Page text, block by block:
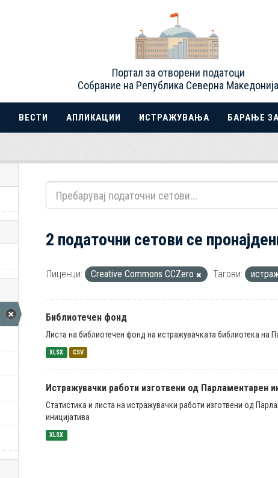
Портал за отворени податоци
Собрание на Република Северна Македонија
ВЕСТИ АПЛИКАЦИИ ИСТРАЖУВАЊА БАРАЊЕ
2 податочни сетови се
Лиценци: Creative Commons CCZero Тагови:
Библиотечен фонд
Листа на библиотечен фонд на истражувачката библиотека на
XLSX CSV
Истражувачки работи изготвени од Парламентарен
Статистика и листа на истражувачки работи изготвени од
иницијатива
XLSX